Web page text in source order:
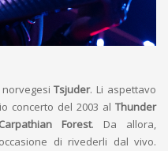
norvegesiTsjuder. Li aspettavo
concerto del 2003 al Thunder
Carpathian Forest. Da allora,
di rivederli dal vivo.